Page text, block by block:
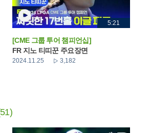
5:21
[CME 그룹 투어 챔피언십]
FR 지노 티띠꾼 주요장면
2024.11.25 3,182